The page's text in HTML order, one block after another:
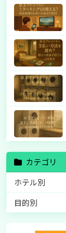
カテゴリ
ホテル別
目的別